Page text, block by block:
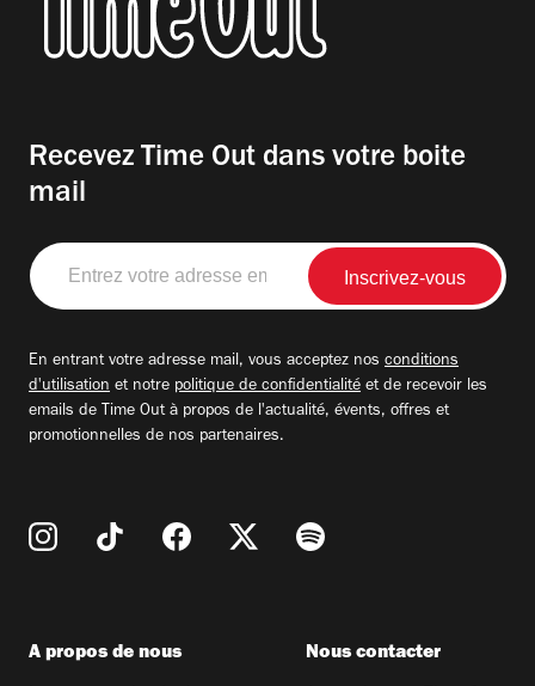
Recevez Time Out dans votre boite
mail
Entrez
votre
adresse
En entrant votre adresse mail, vous acceptez nos conditions
d'utilisation et notre politique de confidentialité et de recevoir les
emails de Time Out à propos de l'actualité, évents, offres et
promotionnelles de nos partenaires.
A propos de nous Nous contacter